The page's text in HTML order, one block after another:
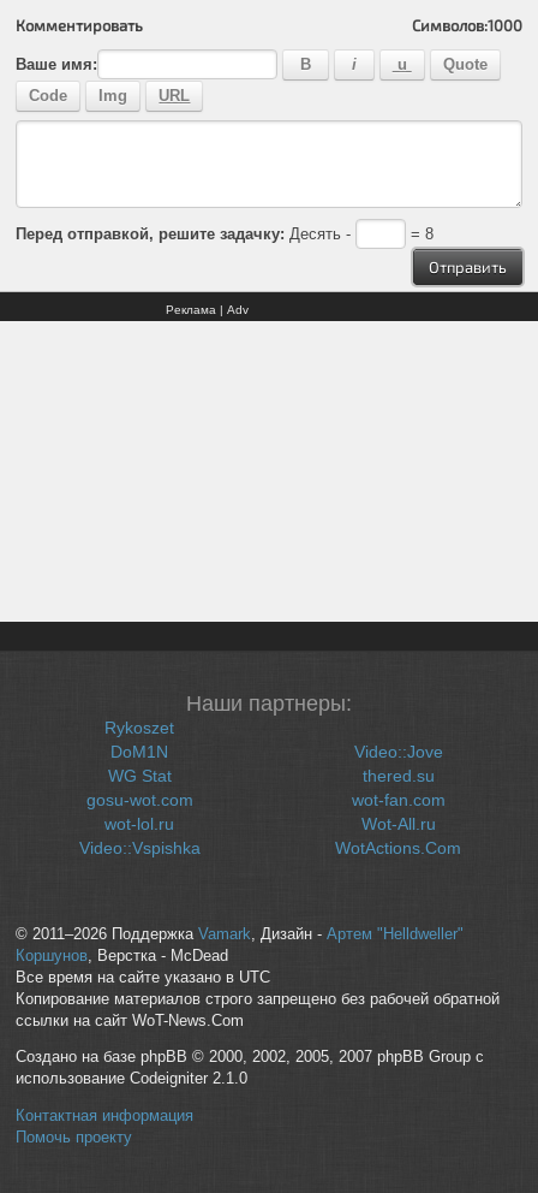
Комментировать Символов:1000
Ваше имя:
Перед отправкой, решите задачку: Десять - = 8
Реклама | Adv
Наши партнеры:
Rykoszet
DoM1N
WG Stat
gosu-wot.com
wot-lol.ru
Video::Vspishka
Video::Jove
thered.su
wot-fan.com
Wot-All.ru
WotActions.Com
© 2011–2026 Поддержка Vamark, Дизайн - Артем "Helldweller"
Коршунов, Верстка - McDead
Все время на сайте указано в UTC
Копирование материалов строго запрещено без рабочей обратной
ссылки на сайт WoT-News.Com
Создано на базе phpBB © 2000, 2002, 2005, 2007 phpBB Group с
использование Codeigniter 2.1.0
Контактная информация
Помочь проекту